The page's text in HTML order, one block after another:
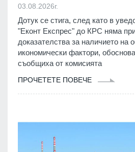
03.08.2026г.
Дотук се стига, след като в
"Еконт Експрес" до КРС няма
доказателства за наличието на
икономически фактори,
съобщиха от комисията
ПРОЧЕТЕТЕ ПОВЕЧЕ